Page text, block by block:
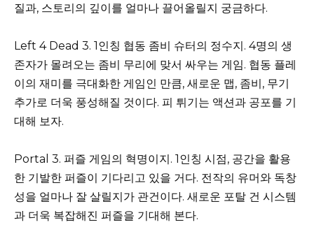
질과, 스토리의 깊이를 얼마나 끌어올릴지 궁금하다.
Left 4 Dead 3. 1인칭 협동 좀비 슈터의 정수지. 4명의 생
존자가 몰려오는 좀비 무리에 맞서 싸우는 게임. 협동 플레
이의 재미를 극대화한 게임인 만큼, 새로운 맵, 좀비, 무기
추가로 더욱 풍성해질 것이다. 피 튀기는 액션과 공포를 기
대해 보자.
Portal 3. 퍼즐 게임의 혁명이지. 1인칭 시점, 공간을 활용
한 기발한 퍼즐이 기다리고 있을 거다. 전작의 유머와 독창
성을 얼마나 잘 살릴지가 관건이다. 새로운 포탈 건 시스템
과 더욱 복잡해진 퍼즐을 기대해 본다.